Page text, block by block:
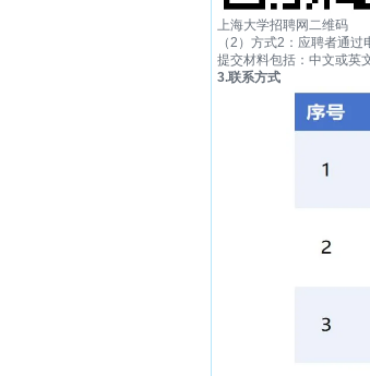
上海大学招聘网二维码
（2）方式2：应聘者通过
提交材料包括：中文或英
3.联系方式